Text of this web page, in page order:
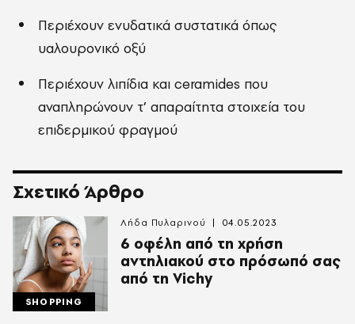
Περιέχουν ενυδατικά συστατικά όπως
υαλουρονικό οξύ
Περιέχουν λιπίδια και ceramides που
αναπληρώνουν τ’ απαραίτητα στοιχεία του
επιδερμικού φραγμού
Σχετικό Άρθρο
SHOPPING
6 οφέλη από τη χρήση
αντηλιακού στο πρόσωπό σας
από τη Vichy
Λήδα Πυλαρινού 04.05.2023